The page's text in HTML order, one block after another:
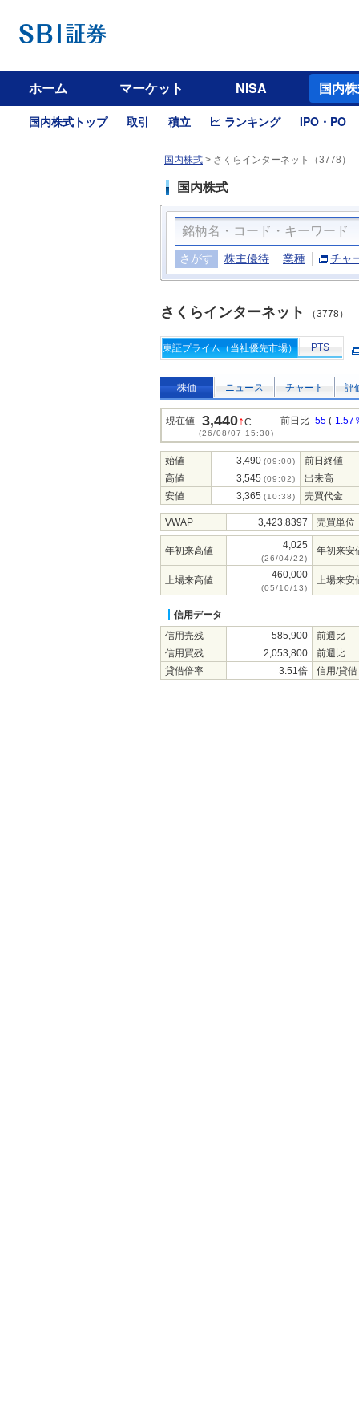
ホーム マーケット NISA 国内
国内株式トップ 取引 積立 ランキング IPO・PO
国内株式 > さくらインターネット（3778）
国内株式
さがす 株主優待 業種 チャ
さくらインターネット （3778）
東証プライム（当社優先市場） PTS
株価 ニュース チャート 評
現在値 3,440↑C
(26/08/07 15:30)
前日比 -55 (-1.57
始値 3,490 (09:00)
前日終値
高値
3,545 (09:02)
出来高
安値
3,365 (10:38) 売買代金
VWAP 3,423.8397 売買単位
年初来高値 4,025
(26/04/22)
年初来安
上場来高値 460,000
(05/10/13)
上場来安
信用データ
信用売残
585,900
前週比
信用買残
2,053,800
前週比
貸借倍率
3.51倍 信用/貸借